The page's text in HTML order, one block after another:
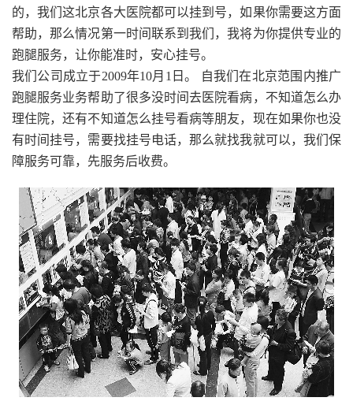
的，我们这北京各大医院都可以挂到号，如果你需要这方面
帮助，那么情况第一时间联系到我们，我将为你提供专业的
跑腿服务，让你能准时，安心挂号。
我们公司成立于2009年10月1日。 自我们在北京范围内推广
跑腿服务业务帮助了很多没时间去医院看病，不知道怎么办
理住院，还有不知道怎么挂号看病等朋友，现在如果你也没
有时间挂号，需要找挂号电话，那么就找我就可以，我们保
障服务可靠，先服务后收费。